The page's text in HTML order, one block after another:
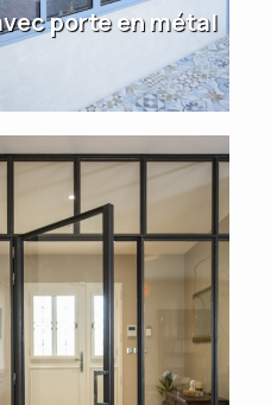
porte en métal